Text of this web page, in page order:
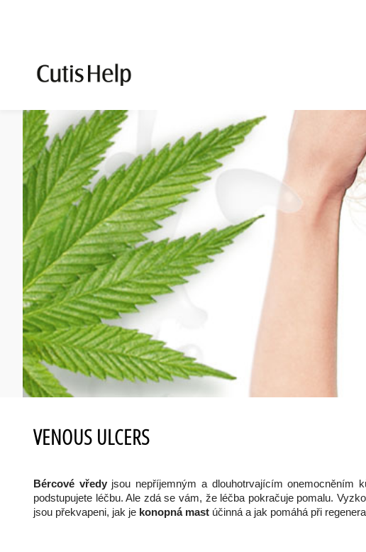
VENOUS ULCERS
Bércové vředyjsou nepříjemným a dlouhotrvajícím onemocněním
podstupujete léčbu. Ale zdá se vám, že léčba pokračuje pomalu.
jsou překvapeni, jak je konopná mast účinná a jak pomáhá při